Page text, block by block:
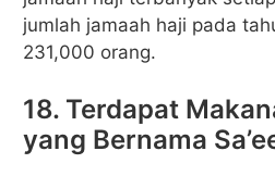
jumlah jamaah haji pada
231,000 orang.
18. Terdapat
yang Bernama